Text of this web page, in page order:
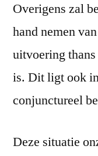
Overigens zal
hand nemen
uitvoering
is. Dit ligt ook
conjunctureel
Deze situatie